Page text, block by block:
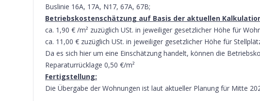
Buslinie 16A, 17A, N17, 67A, 67B;
Betriebskostenschätzung auf Basis der aktuellen
ca. 1,90 € /m² zuzüglich USt. in jeweiliger gesetzlicher Höhe für
ca. 11,00 € zuzüglich USt. in jeweiliger gesetzlicher Höhe für
Da es sich hier um eine Einschätzung handelt, können die
Reparaturrücklage 0,50 €/m²
Fertigstellung:
Die Übergabe der Wohnungen ist laut aktueller Planung für Mitte